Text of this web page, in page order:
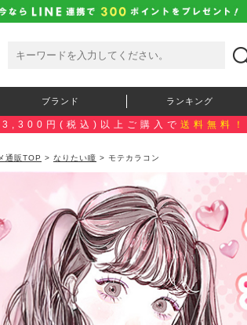
ブランド ランキング
3,300円(税込)以上ご購入で 送料無料！
通販TOP > なりたい瞳 > モテカラコン